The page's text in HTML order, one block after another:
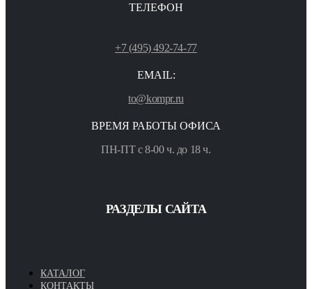
ТЕЛЕФОН
+7 (495) 492-74-77
EMAIL:
to@kompr.ru
ВРЕМЯ РАБОТЫ ОФИСА
ПН-ПТ с 8-00 ч. до 18 ч.
РАЗДЕЛЫ САЙТА
КАТАЛОГ
КОНТАКТЫ